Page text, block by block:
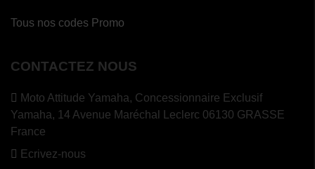
Tous nos codes Promo
CONTACTEZ NOUS
Moto Attitude Yamaha, Concessionnaire Exclusif
Yamaha, 14 Avenue Maréchal Leclerc 06130 GRASSE
France
Ecrivez-nous